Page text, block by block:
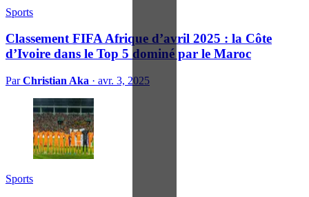
Sports
Classement FIFA Afrique d’avril 2025 : la Côte
d’Ivoire dans le Top 5 dominé par le Maroc
ParChristian Aka · avr. 3, 2025
Sports